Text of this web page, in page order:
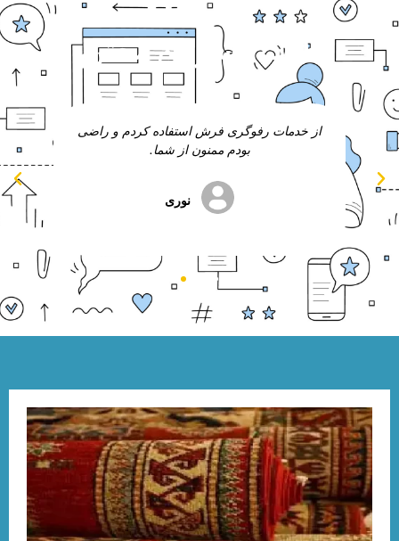
نظرات مشتریان محترم
از خدمات رفوگری فرش استفاده کردم و راضی
بودم ممنون از شما.
نوری